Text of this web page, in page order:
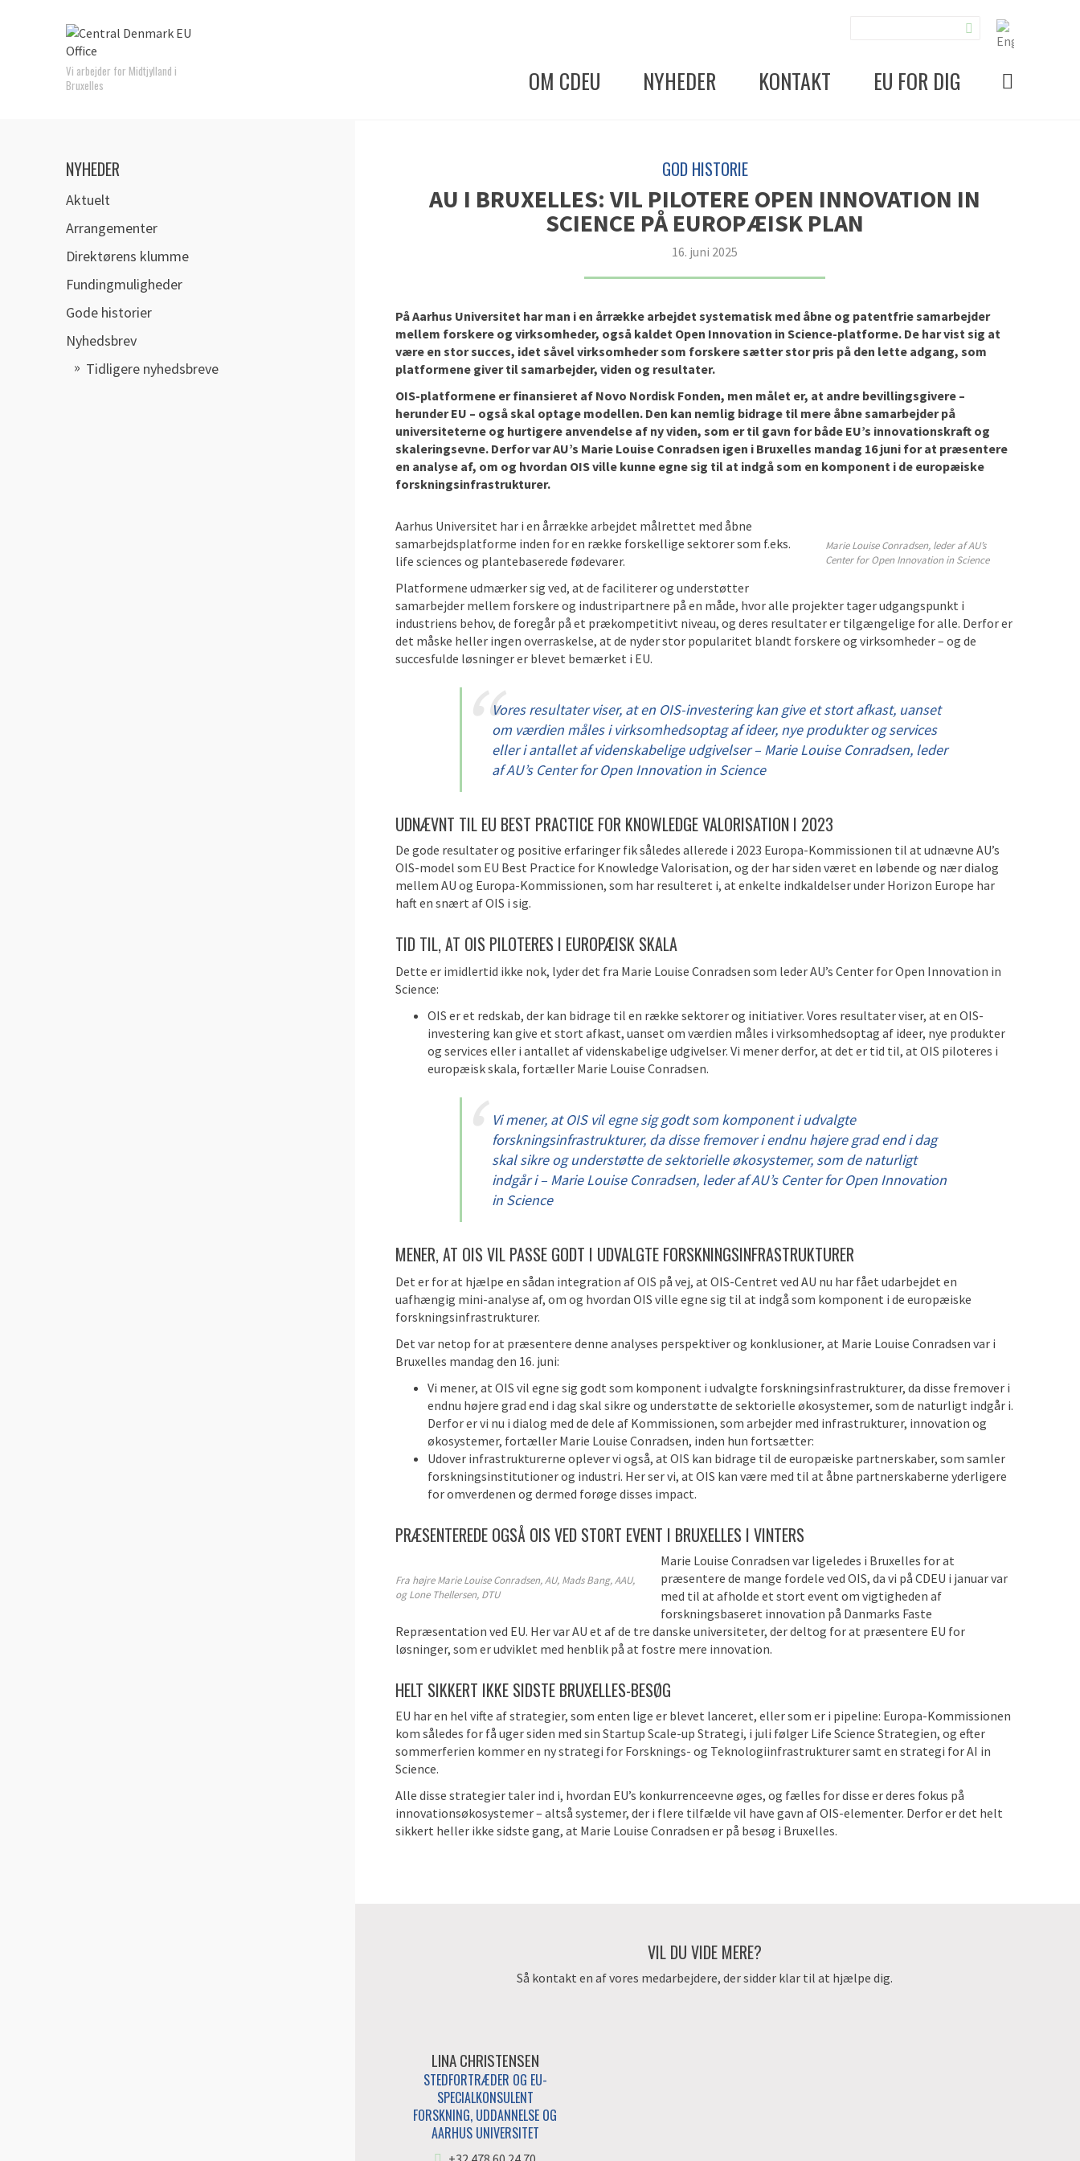
Vi arbejder for Midtjylland i
Bruxelles
OM CDEU NYHEDER KONTAKT EU FOR DIG
NYHEDER
Aktuelt
Arrangementer
Direktørens klumme
Fundingmuligheder
Gode historier
Nyhedsbrev
Tidligere nyhedsbreve
GOD HISTORIE
AU I BRUXELLES: VIL PILOTERE OPEN INNOVATION IN
SCIENCE PÅ EUROPÆISK PLAN
16. juni 2025
På Aarhus Universitet har man i en årrække arbejdet systematisk med åbne og patentfrie samarbejder
mellem forskere og virksomheder, også kaldet Open Innovation in Science-platforme. De har vist sig at
være en stor succes, idet såvel virksomheder som forskere sætter stor pris på den lette adgang, som
platformene giver til samarbejder, viden og resultater.
OIS-platformene er finansieret af Novo Nordisk Fonden, men målet er, at andre bevillingsgivere –
herunder EU – også skal optage modellen. Den kan nemlig bidrage til mere åbne samarbejder på
universiteterne og hurtigere anvendelse af ny viden, som er til gavn for både EU’s innovationskraft og
skaleringsevne. Derfor var AU’s Marie Louise Conradsen igen i Bruxelles mandag 16 juni for at præsentere
en analyse af, om og hvordan OIS ville kunne egne sig til at indgå som en komponent i de europæiske
forskningsinfrastrukturer.
Marie Louise Conradsen, leder af AU’s
Center for Open Innovation in Science
Aarhus Universitet har i en årrække arbejdet målrettet med åbne
samarbejdsplatforme inden for en række forskellige sektorer som f.eks.
life sciences og plantebaserede fødevarer.
Platformene udmærker sig ved, at de faciliterer og understøtter
samarbejder mellem forskere og industripartnere på en måde, hvor alle projekter tager udgangspunkt i
industriens behov, de foregår på et prækompetitivt niveau, og deres resultater er tilgængelige for alle. Derfor er
det måske heller ingen overraskelse, at de nyder stor popularitet blandt forskere og virksomheder – og de
succesfulde løsninger er blevet bemærket i EU.
Vores resultater viser, at en OIS-investering kan give et stort afkast, uanset
om værdien måles i virksomhedsoptag af ideer, nye produkter og services
eller i antallet af videnskabelige udgivelser – Marie Louise Conradsen, leder
af AU’s Center for Open Innovation in Science
UDNÆVNT TIL EU BEST PRACTICE FOR KNOWLEDGE VALORISATION I 2023
De gode resultater og positive erfaringer fik således allerede i 2023 Europa-Kommissionen til at udnævne AU’s
OIS-model som EU Best Practice for Knowledge Valorisation, og der har siden været en løbende og nær dialog
mellem AU og Europa-Kommissionen, som har resulteret i, at enkelte indkaldelser under Horizon Europe har
haft en snært af OIS i sig.
TID TIL, AT OIS PILOTERES I EUROPÆISK SKALA
Dette er imidlertid ikke nok, lyder det fra Marie Louise Conradsen som leder AU’s Center for Open Innovation in
Science:
OIS er et redskab, der kan bidrage til en række sektorer og initiativer. Vores resultater viser, at en OIS-
investering kan give et stort afkast, uanset om værdien måles i virksomhedsoptag af ideer, nye produkter
og services eller i antallet af videnskabelige udgivelser. Vi mener derfor, at det er tid til, at OIS piloteres i
europæisk skala, fortæller Marie Louise Conradsen.
Vi mener, at OIS vil egne sig godt som komponent i udvalgte
forskningsinfrastrukturer, da disse fremover i endnu højere grad end i dag
skal sikre og understøtte de sektorielle økosystemer, som de naturligt
indgår i – Marie Louise Conradsen, leder af AU’s Center for Open Innovation
in Science
MENER, AT OIS VIL PASSE GODT I UDVALGTE FORSKNINGSINFRASTRUKTURER
Det er for at hjælpe en sådan integration af OIS på vej, at OIS-Centret ved AU nu har fået udarbejdet en
uafhængig mini-analyse af, om og hvordan OIS ville egne sig til at indgå som komponent i de europæiske
forskningsinfrastrukturer.
Det var netop for at præsentere denne analyses perspektiver og konklusioner, at Marie Louise Conradsen var i
Bruxelles mandag den 16. juni:
Vi mener, at OIS vil egne sig godt som komponent i udvalgte forskningsinfrastrukturer, da disse fremover i
endnu højere grad end i dag skal sikre og understøtte de sektorielle økosystemer, som de naturligt indgår i.
Derfor er vi nu i dialog med de dele af Kommissionen, som arbejder med infrastrukturer, innovation og
økosystemer, fortæller Marie Louise Conradsen, inden hun fortsætter:
Udover infrastrukturerne oplever vi også, at OIS kan bidrage til de europæiske partnerskaber, som samler
forskningsinstitutioner og industri. Her ser vi, at OIS kan være med til at åbne partnerskaberne yderligere
for omverdenen og dermed forøge disses impact.
PRÆSENTEREDE OGSÅ OIS VED STORT EVENT I BRUXELLES I VINTERS
Fra højre Marie Louise Conradsen, AU, Mads Bang, AAU,
og Lone Thellersen, DTU
Marie Louise Conradsen var ligeledes i Bruxelles for at
præsentere de mange fordele ved OIS, da vi på CDEU i januar var
med til at afholde et stort event om vigtigheden af
forskningsbaseret innovation på Danmarks Faste
Repræsentation ved EU. Her var AU et af de tre danske universiteter, der deltog for at præsentere EU for
løsninger, som er udviklet med henblik på at fostre mere innovation.
HELT SIKKERT IKKE SIDSTE BRUXELLES-BESØG
EU har en hel vifte af strategier, som enten lige er blevet lanceret, eller som er i pipeline: Europa-Kommissionen
kom således for få uger siden med sin Startup Scale-up Strategi, i juli følger Life Science Strategien, og efter
sommerferien kommer en ny strategi for Forsknings- og Teknologiinfrastrukturer samt en strategi for AI in
Science.
Alle disse strategier taler ind i, hvordan EU’s konkurrenceevne øges, og fælles for disse er deres fokus på
innovationsøkosystemer – altså systemer, der i flere tilfælde vil have gavn af OIS-elementer. Derfor er det helt
sikkert heller ikke sidste gang, at Marie Louise Conradsen er på besøg i Bruxelles.
VIL DU VIDE MERE?
Så kontakt en af vores medarbejdere, der sidder klar til at hjælpe dig.
LINA CHRISTENSEN
STEDFORTRÆDER OG EU-
SPECIALKONSULENT
FORSKNING, UDDANNELSE OG
AARHUS UNIVERSITET